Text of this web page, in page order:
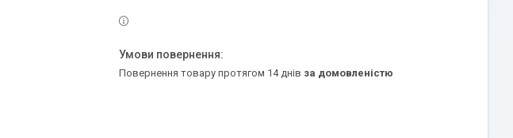
повернення товару протягом 14 днів за домовленістю